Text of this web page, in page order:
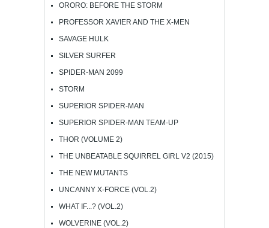
ORORO: BEFORE THE STORM
PROFESSOR XAVIER AND THE X-MEN
SAVAGE HULK
SILVER SURFER
SPIDER-MAN 2099
STORM
SUPERIOR SPIDER-MAN
SUPERIOR SPIDER-MAN TEAM-UP
THOR (VOLUME 2)
THE UNBEATABLE SQUIRREL GIRL V2 (2015)
THE NEW MUTANTS
UNCANNY X-FORCE (VOL.2)
WHAT IF...? (VOL.2)
WOLVERINE (VOL.2)